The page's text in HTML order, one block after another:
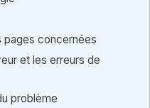
pages concernées
et les erreurs de
problème